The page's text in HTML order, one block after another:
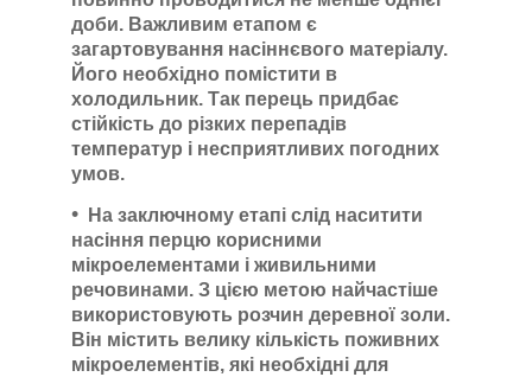
доби. Важливим етапом є
загартовування насіннєвого матеріалу.
Його необхідно помістити в
холодильник. Так перець придбає
стійкість до різких перепадів
температур і несприятливих погодних
умов.
На заключному етапі слід наситити
насіння перцю корисними
мікроелементами і живильними
речовинами. З цією метою найчастіше
використовують розчин деревної золи.
Він містить велику кількість поживних
мікроелементів, які необхідні для